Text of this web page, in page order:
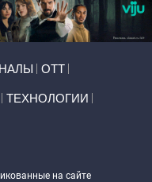
ОТТ
ТЕХНОЛОГИИ
на сайте